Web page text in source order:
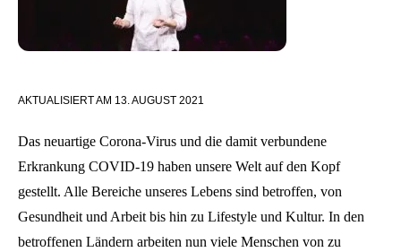
AKTUALISIERT AM 13. AUGUST 2021
Das neuartige Corona-Virus und die damit verbundene
Erkrankung COVID-19 haben unsere Welt auf den Kopf
gestellt. Alle Bereiche unseres Lebens sind betroffen, von
Gesundheit und Arbeit bis hin zu Lifestyle und Kultur. In den
betroffenen Ländern arbeiten nun viele Menschen von zu